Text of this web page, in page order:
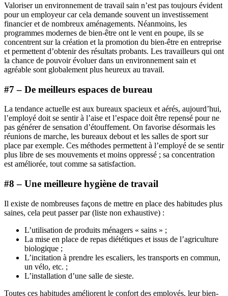
Valoriser un environnement de travail sain n’est pas toujours évident
pour un employeur car cela demande souvent un investissement
financier et de nombreux aménagements. Néanmoins, les
programmes modernes de bien-être ont le vent en poupe, ils se
concentrent sur la création et la promotion du bien-être en entreprise
et permettent d’obtenir des résultats probants. Les travailleurs qui ont
la chance de pouvoir évoluer dans un environnement sain et
agréable sont globalement plus heureux au travail.
#7 – De meilleurs espaces de bureau
La tendance actuelle est aux bureaux spacieux et aérés, aujourd’hui,
l’employé doit se sentir à l’aise et l’espace doit être repensé pour ne
pas générer de sensation d’étouffement. On favorise désormais les
réunions de marche, les bureaux debout et les salles de sport sur
place par exemple. Ces méthodes permettent à l’employé de se sentir
plus libre de ses mouvements et moins oppressé ; sa concentration
est améliorée, tout comme sa satisfaction.
#8 – Une meilleure hygiène de travail
Il existe de nombreuses façons de mettre en place des habitudes plus
saines, cela peut passer par (liste non exhaustive) :
L’utilisation de produits ménagers « sains » ;
La mise en place de repas diététiques et issus de l’agriculture
biologique ;
L’incitation à prendre les escaliers, les transports en commun,
un vélo, etc. ;
L’installation d’une salle de sieste.
Toutes ces habitudes améliorent le confort des employés, leur bien-